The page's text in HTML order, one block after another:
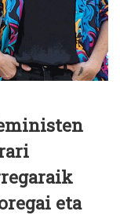
eta